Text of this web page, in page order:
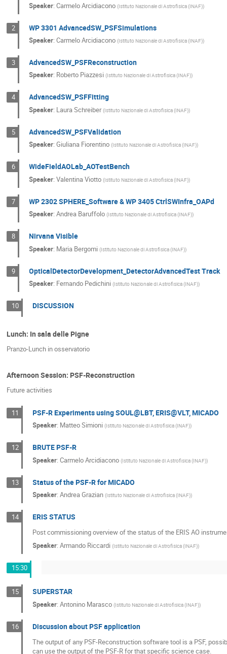
Speaker:Carmelo Arcidiacono (Istituto Nazionale di Astrofisica (INAF))
2 WP 3301 AdvancedSW_PSFSimulations
Speaker:Carmelo Arcidiacono (Istituto Nazionale di Astrofisica (INAF))
3 AdvancedSW_PSFReconstruction
Speaker: Roberto Piazzesi (Istituto Nazionale di Astrofisica (INAF))
4 AdvancedSW_PSFFitting
Speaker: Laura Schreiber (Istituto Nazionale di Astrofisica (INAF))
5 AdvancedSW_PSFValidation
Speaker:Giuliana Fiorentino (Istituto Nazionale di Astrofisica (INAF))
6 WideFieldAOLab_AOTestBench
Speaker:Valentina Viotto (Istituto Nazionale di Astrofisica (INAF))
7 WP 2302 SPHERE_Software & WP 3405 CtrlSWInfra_OAPd
Speaker:Andrea Baruffolo (Istituto Nazionale di Astrofisica (INAF))
8 Nirvana Visible
Speaker: Maria Bergomi (Istituto Nazionale di Astrofisica (INAF))
9 OpticalDetectorDevelopment_DetectorAdvancedTest Track
Speaker: Fernando Pedichini (Istituto Nazionale di Astrofisica (INAF))
10 DISCUSSION
Lunch: In sala delle Pigne
Pranzo-Lunch in osservatorio
Afternoon Session: PSF-Reconstruction
Future activities
11 PSF-R Experiments using SOUL@LBT, ERIS@VLT, MICADO
Speaker: Matteo Simioni (Istituto Nazionale di Astrofisica (INAF))
12 BRUTE PSF-R
Speaker:Carmelo Arcidiacono (Istituto Nazionale di Astrofisica (INAF))
13 Status of the PSF-R for MICADO
Speaker:Andrea Grazian (Istituto Nazionale di Astrofisica (INAF))
14 ERIS STATUS
Post commissioning overview of the status of the ERIS AO
Speaker:Armando Riccardi (Istituto Nazionale di Astrofisica (INAF))
15:30
15 SUPERSTAR
Speaker:Antonino Marasco (Istituto Nazionale di Astrofisica (INAF))
16 Discussion about PSF application
The output of any PSF-Reconstruction software tool is a PSF,
can use the output of the PSF-R for that specific science case.